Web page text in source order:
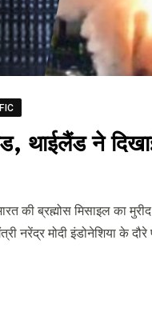
थाईलैंड ने
की ब्रह्मोस मिसाइल का
नरेंद्र मोदी इंडोनेशिया के